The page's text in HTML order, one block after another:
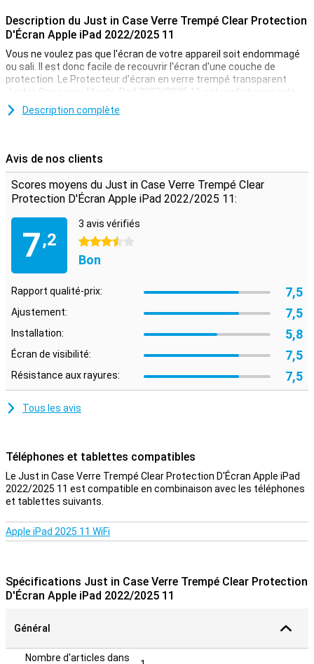
Description du Just in Case Verre Trempé Clear Protection
D'Écran Apple iPad 2022/2025 11
Vous ne voulez pas que l'écran de votre appareil soit endommagé
ou sali. Il est donc facile de recouvrir l'écran d'une couche de
protection. Le Protecteur d'écran en verre trempé transparent
Just in Case pour l'Apple iPad 2022/2025 11 est parfait pour cela.
Protégez toujours correctement votre écran. Achetez un
Extra fort
souhaitez offrir à l'écran de votre Apple iPad 2022/2025 11 une
protection optimale contre la saleté et les rayures.
Description complète
Avis de nos clients
Scores moyens du Just in Case Verre Trempé Clear
Protection D'Écran Apple iPad 2022/2025 11:
7,2
3 avis vérifiés
3.5 étoiles
Bon
Rapport qualité-prix: 7,5
Ajustement: 7,5
Installation: 5,8
Écran de visibilité: 7,5
Résistance aux rayures: 7,5
Tous les avis
Téléphones et tablettes compatibles
Le Just in Case Verre Trempé Clear Protection D'Écran Apple iPad
2022/2025 11 est compatible en combinaison avec les téléphones
et tablettes suivants.
Apple iPad 2025 11 WiFi
Spécifications Just in Case Verre Trempé Clear Protection
D'Écran Apple iPad 2022/2025 11
Général
Nombre d'articles dans